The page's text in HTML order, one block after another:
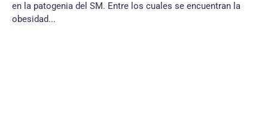
en la patogenia del SM. Entre los cuales se encuentran la
obesidad...